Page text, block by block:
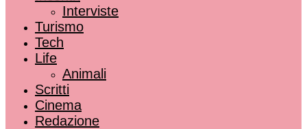
Interviste
Turismo
Tech
Life
Animali
Scritti
Cinema
Redazione